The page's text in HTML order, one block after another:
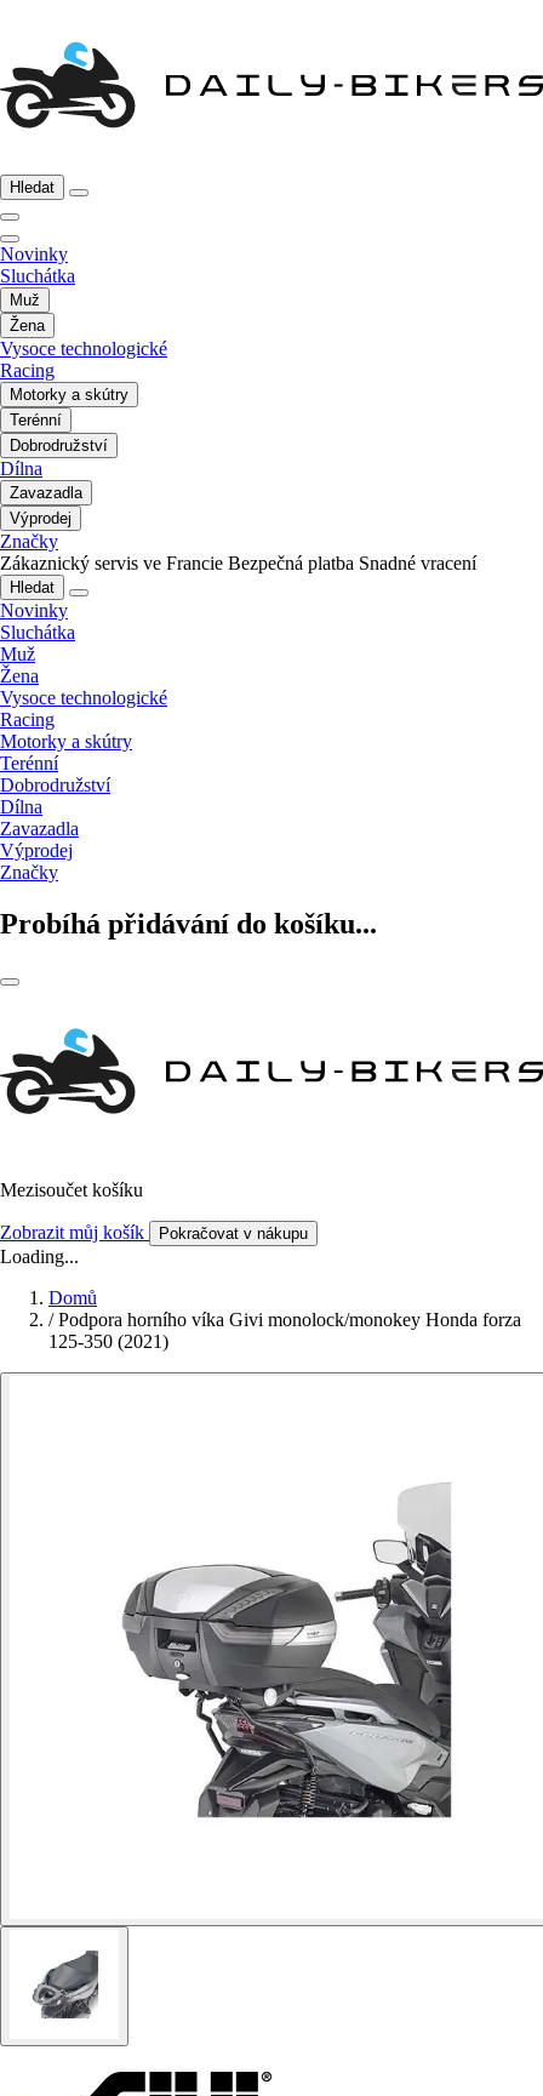
Hledat
Novinky
Sluchátka
Muž
Žena
Vysoce technologické
Racing
Motorky a skútry
Terénní
Dobrodružství
Dílna
Zavazadla
Výprodej
Značky
Zákaznický servis ve Francie Bezpečná platba Snadné vracení
Hledat
Novinky
Sluchátka
Muž
Žena
Vysoce technologické
Racing
Motorky a skútry
Terénní
Dobrodružství
Dílna
Zavazadla
Výprodej
Značky
Probíhá přidávání do košíku...
Mezisoučet košíku
Zobrazit můj košík Pokračovat v nákupu
Loading...
Domů
/ Podpora horního víka Givi monolock/monokey Honda forza
125-350 (2021)